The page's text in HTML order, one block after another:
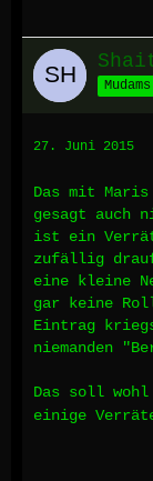
27. Juni 2015
Das mit
gesagt auch
ist ein
zufällig
eine kleine
gar keine
Eintrag
niemanden
Das soll
einige